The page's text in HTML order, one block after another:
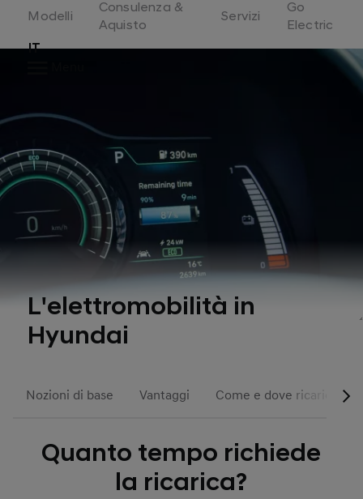
Switzerland
Modelli
Consulenza &
Aquisto
Servizi
Go
Electric
IT
L'elettromobilità in
Hyundai
Nozioni di base Vantaggi Come e dove ricaricare
Quanto tempo richiede
la ricarica?